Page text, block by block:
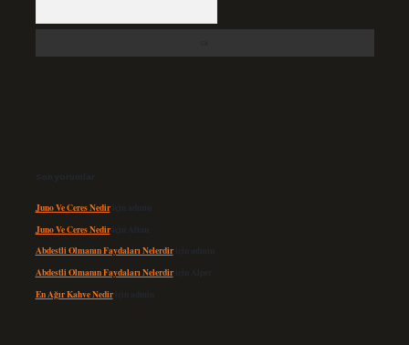
Son yorumlar
Juno Ve Ceres Nediriçin admin
Juno Ve Ceres Nediriçin Altan
Abdestli Olmanın Faydaları Nelerdiriçin admin
Abdestli Olmanın Faydaları Nelerdiriçin Alper
En Ağır Kahve Nediriçin admin